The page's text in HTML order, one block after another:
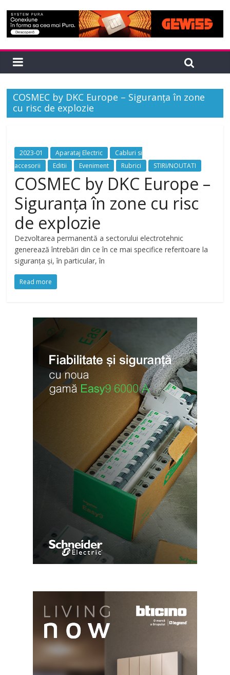
COSMEC by DKC Europe – Siguranța în zone
cu risc de explozie
2023-01 Aparataj Electric
Cabluri si
accesorii
Editii Eveniment Rubrici STIRI/NOUTATI
COSMEC by DKC Europe –
Siguranța în zone cu risc
de explozie
Dezvoltarea permanentă a sectorului electrotehnic
generează întrebări din ce în ce mai specifice referitoare la
siguranța și, în particular, în
Read more